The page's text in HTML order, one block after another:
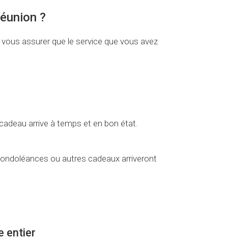
?
assurer que le service que vous avez
arrive à temps et en bon état.
ou autres cadeaux arriveront
entier